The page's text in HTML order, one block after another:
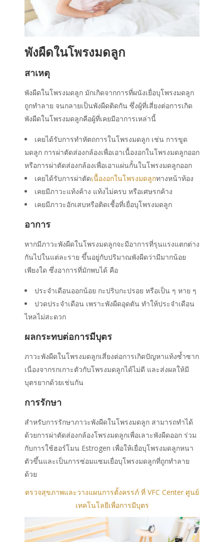
พังผืดในโพรงมดลูก
สาเหตุ
พังผืดในโพรงมดลูก มักเกิดจากการที่ผนังเยื่อบุโพรงมดลูก
ถูกทำลาย จนกลายเป็นพังผืดติดกัน ซึ่งผู้ที่เสี่ยงต่อการเกิด
พังผืดในโพรงมดลูกคือผู้ที่เคยมีอาการเหล่านี้
เคยได้รับการทำหัตถการในโพรงมดลูก เช่น การขูด
มดลูก การผ่าตัดส่องกล้องเพื่อเอาเนื้องอกในโพรงมดลูกออก
หรือการผ่าตัดส่องกล้องเพื่อเอาแผ่นกั้นในโพรงมดลูกออก
เคยได้รับการผ่าตัดเนื้องอกในโพรงมดลูกทางหน้าท้อง
เคยมีภาวะแท้งค้าง แท้งไม่ครบ หรือเศษรกค้าง
เคยมีภาวะอักเสบหรือติดเชื้อที่เยื่อบุโพรงมดลูก
อาการ
หากมีภาวะพังผืดในโพรงมดลูกจะมีอาการที่รุนแรงแตกต่าง
กันไปในแต่ละราย ขึ้นอยู่กับปริมาณพังผืดว่ามีมากน้อย
เพียงใด ซึ่งอาการที่มักพบได้ คือ
ประจำเดือนออกน้อย กะปริบกะปรอย หรือเป็น ๆ หาย ๆ
ปวดประจำเดือน เพราะพังผืดอุดตัน ทำให้ประจำเดือน
ไหลไม่สะดวก
ผลกระทบต่อการมีบุตร
ภาวะพังผืดในโพรงมดลูกเสี่ยงต่อการเกิดปัญหาแท้งซ้ำซาก
เนื่องจากรกเกาะตัวกับโพรงมดลูกได้ไม่ดี และส่งผลให้มี
บุตรยากด้วยเช่นกัน
การรักษา
สำหรับการรักษาภาวะพังผืดในโพรงมดลูก สามารถทำได้
ด้วยการผ่าตัดส่องกล้องโพรงมดลูกเพื่อเลาะพังผืดออก ร่วม
กับการใช้ฮอร์โมน Estrogen เพื่อให้เยื่อบุโพรงมดลูกหนา
ตัวขึ้นและเป็นการซ่อมแซมเยื่อบุโพรงมดลูกที่ถูกทำลาย
ด้วย
ตรวจสุขภาพและวางแผนการตั้งครรภ์ ที่ VFC Center ศูนย์
เทคโนโลยีเพื่อการมีบุตร